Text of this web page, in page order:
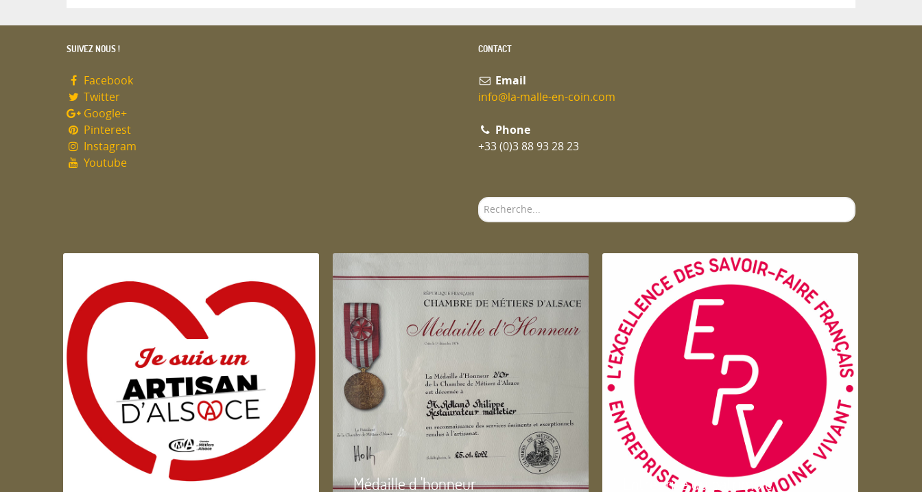
SUIVEZ NOUS !
Facebook
Twitter
Google+
Pinterest
Instagram
Youtube
CONTACT
Email
info@la-malle-en-coin.com
Phone
+33 (0)3 88 93 28 23
Rechercher
Artisan d'Alsace Médaille d 'honneur Entreprise du patrimoie